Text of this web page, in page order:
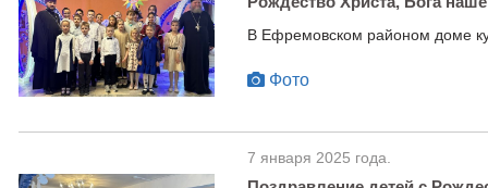
В Ефремовском районом доме
Фото
7 января 2025 года.